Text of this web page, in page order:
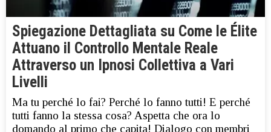
Spiegazione Dettagliata su Come le Élite
Attuano il Controllo Mentale Reale
Attraverso un Ipnosi Collettiva a Vari
Livelli
Ma tu perché lo fai? Perché lo fanno tutti! E perché
tutti fanno la stessa cosa? Aspetta che ora lo
domando al primo che capita! Dialogo con membri